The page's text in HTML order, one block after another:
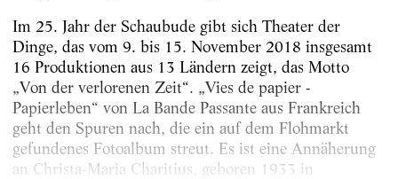
Im 25. Jahr der Schaubude gibt sich Theater der
Dinge, das vom 9. bis 15. November 2018 insgesamt
16 Produktionen aus 13 Ländern zeigt, das Motto
„Von der verlorenen Zeit“. „Vies de papier -
Papierleben“ von La Bande Passante aus Frankreich
geht den Spuren nach, die ein auf dem Flohmarkt
gefundenes Fotoalbum streut. Es ist eine Annäherung
an Christa-Maria Charitius, geboren 1933 in